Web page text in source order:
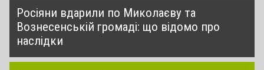
Росіяни вдарили по Миколаєву та
Вознесенській громаді: що відомо про
наслідки